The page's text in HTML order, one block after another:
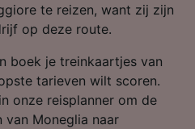
te reizen, want zij zijn
op deze route.
boek je treinkaartjes van
tarieven wilt scoren.
onze reisplanner om de
Moneglia naar